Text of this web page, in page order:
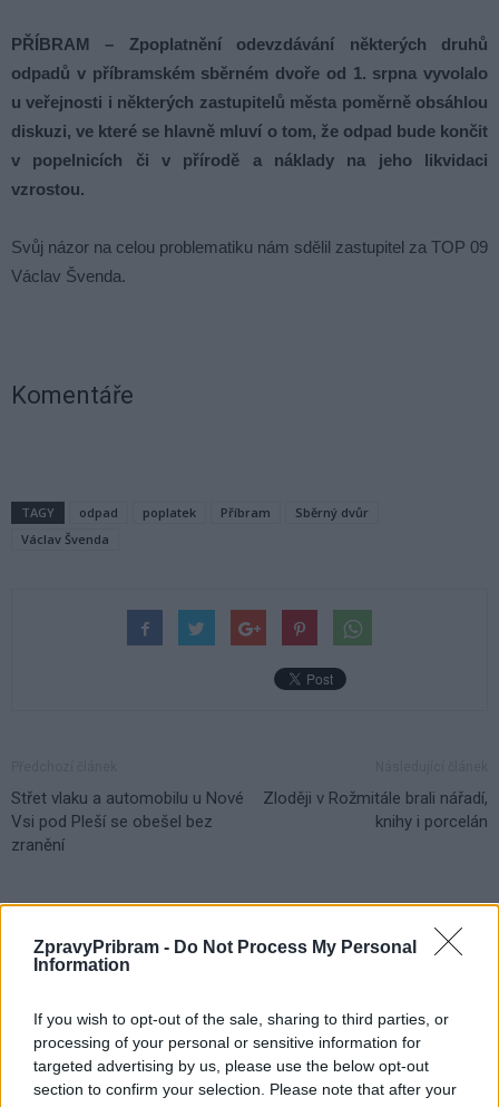
ZpravyPribram - Do Not Process My Personal
Information
If you wish to opt-out of the sale, sharing to third parties, or
processing of your personal or sensitive information for
targeted advertising by us, please use the below opt-out
section to confirm your selection. Please note that after your
PŘÍBRAM – Zpoplatnění odevzdávání některých druhů
odpadů v příbramském sběrném dvoře od 1. srpna vyvolalo
u veřejnosti i některých zastupitelů města poměrně obsáhlou
diskuzi, ve které se hlavně mluví o tom, že odpad bude končit
v popelnicích či v přírodě a náklady na jeho likvidaci
vzrostou.
Svůj názor na celou problematiku nám sdělil zastupitel za TOP 09
Václav Švenda.
Komentáře
TAGY odpad poplatek Příbram
Sběrný dvůr
Václav Švenda
Střet vlaku a automobilu u Nové
Vsi pod Pleší se obešel bez
zranění
Zloději v Rožmitále brali nářadí,
knihy i porcelán
VÍCE OD AUTORA
Váš názor
Vedení města po roce otočilo. Zastupitel
Václav Dvořák připomíná ztracený čas
u 2. polikliniky